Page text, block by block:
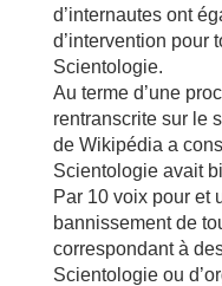
d’internautes ont
d’intervention pour
Scientologie.
Au terme d’une
rentranscrite sur le
de Wikipédia a
Scientologie avait
Par 10 voix pour et
bannissement de
correspondant à
Scientologie ou